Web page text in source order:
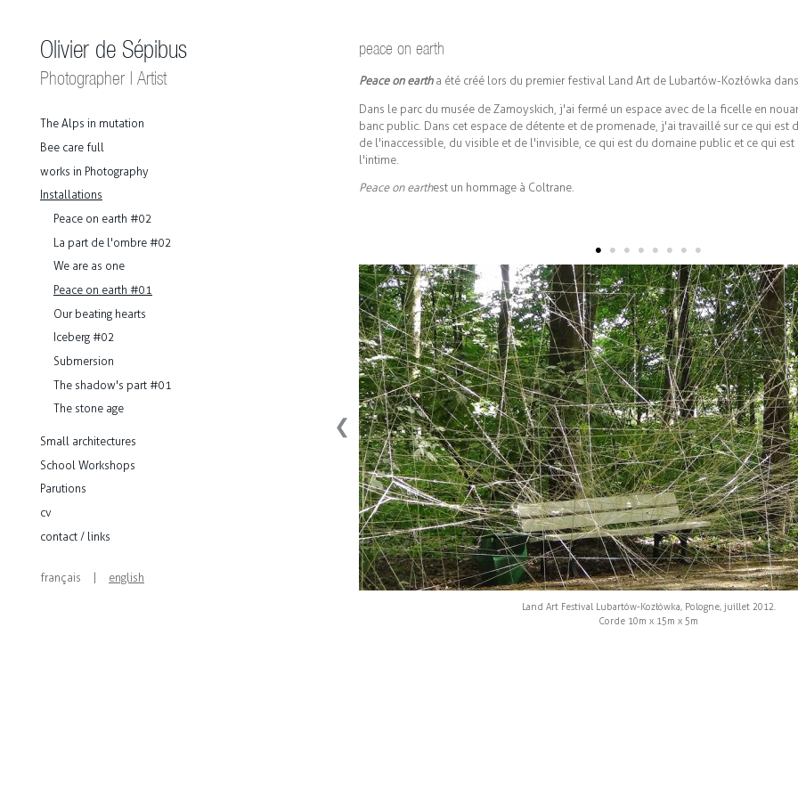
Olivier de Sépibus
Photographer | Artist
The Alps in mutation
Bee care full
works in Photography
Installations
Peace on earth #02
La part de l'ombre #02
We are as one
Peace on earth #01
Our beating hearts
Iceberg #02
Submersion
The shadow's part #01
The stone age
Small architectures
School Workshops
Parutions
cv
contact / links
français english
peace on earth
Peace on earth a été créé lors du premier festival Land Art de Lubartów-Kozłówka
Dans le parc du musée de Zamoyskich, j'ai fermé un espace avec de la ficelle en
banc public. Dans cet espace de détente et de promenade, j'ai travaillé sur ce qui est
de l'inaccessible, du visible et de l'invisible, ce qui est du domaine public et ce qui
l'intime.
Peace on earthest un hommage à Coltrane.
• • • • • • • •
❮
Land Art Festival Lubartów-Kozłówka, Pologne, juillet 2012.
Corde 10m x 15m x 5m